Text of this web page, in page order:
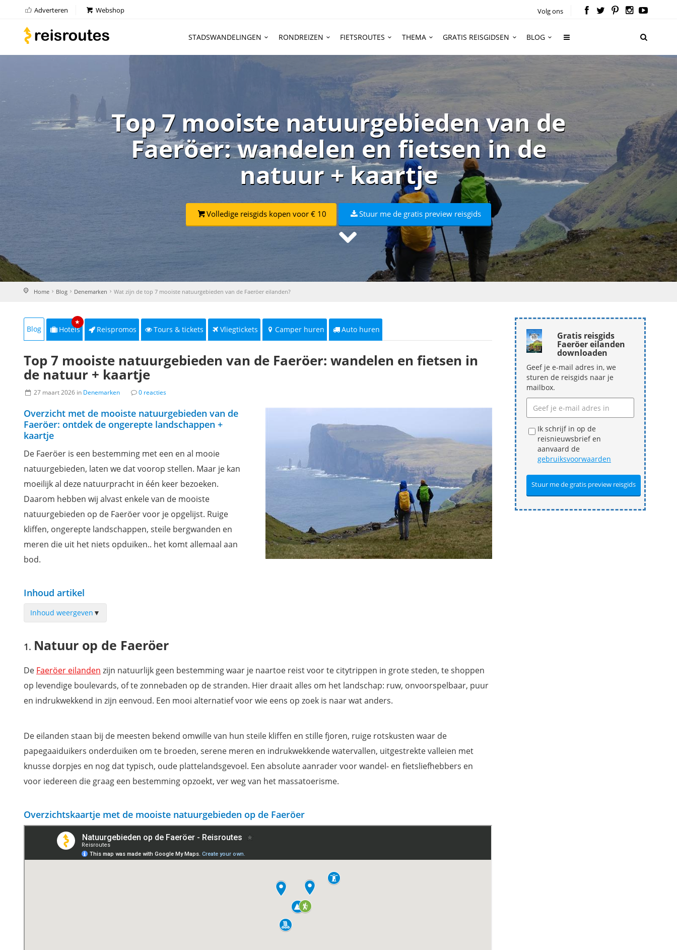
Adverteren Webshop Volg ons
STADSWANDELINGEN RONDREIZEN FIETSROUTES THEMA GRATIS REISGIDSEN BLOG
Top 7 mooiste natuurgebieden van de
Faeröer: wandelen en fietsen in de
natuur + kaartje
Volledige reisgids kopen voor € 10 Stuur me de gratis preview reisgids
Home Blog Denemarken Wat zijn de top 7 mooiste natuurgebieden van de Faeröer eilanden?
Blog Hotels
★
Reispromos Tours & tickets Vliegtickets Camper huren Auto huren
Top 7 mooiste natuurgebieden van de Faeröer: wandelen en fietsen in
de natuur + kaartje
27 maart 2026 in Denemarken 0 reacties
Overzicht met de mooiste natuurgebieden van de
Faeröer: ontdek de ongerepte landschappen +
kaartje
De Faeröer is een bestemming met een en al mooie
natuurgebieden, laten we dat voorop stellen. Maar je kan
moeilijk al deze natuurpracht in één keer bezoeken.
Daarom hebben wij alvast enkele van de mooiste
natuurgebieden op de Faeröer voor je opgelijst. Ruige
kliffen, ongerepte landschappen, steile bergwanden en
meren die uit het niets opduiken.. het komt allemaal aan
bod.
Inhoud artikel
Inhoud weergeven ▼
Mykines, het paradijs voor papegaaiduikers
Spectaculaire watervallen op de Faeröer
Wandeling naar de Slættaratindur
Van Sørvágsvatn-meer naar de Trælanípa klif
Risin en Kellingin Brandpilaren
Extra tip: mooiste uitzichtpunten op de Faeröer
Waar overnachten op de Faeröer?
Mis niets tijdens je verblijf op de Faeröer eilanden
Natuur op de Faeröer
De Faeröer eilanden zijn natuurlijk geen bestemming waar je naartoe reist voor te citytrippen in grote steden, te shoppen
op levendige boulevards, of te zonnebaden op de stranden. Hier draait alles om het landschap: ruw, onvoorspelbaar, puur
en indrukwekkend in zijn eenvoud. Een mooi alternatief voor wie eens op zoek is naar wat anders.
De eilanden staan bij de meesten bekend omwille van hun steile kliffen en stille fjoren, ruige rotskusten waar de
papegaaiduikers onderduiken om te broeden, serene meren en indrukwekkende watervallen, uitgestrekte valleien met
knusse dorpjes en nog dat typisch, oude plattelandsgevoel. Een absolute aanrader voor wandel- en fietsliefhebbers en
voor iedereen die graag een bestemming opzoekt, ver weg van het massatoerisme.
Overzichtskaartje met de mooiste natuurgebieden op de Faeröer
Gratis reisgids
Faeröer eilanden
downloaden
Geef je e-mail adres in, we
sturen de reisgids naar je
mailbox.
Ik schrijf in op de
reisnieuwsbrief en
aanvaard de
gebruiksvoorwaarden